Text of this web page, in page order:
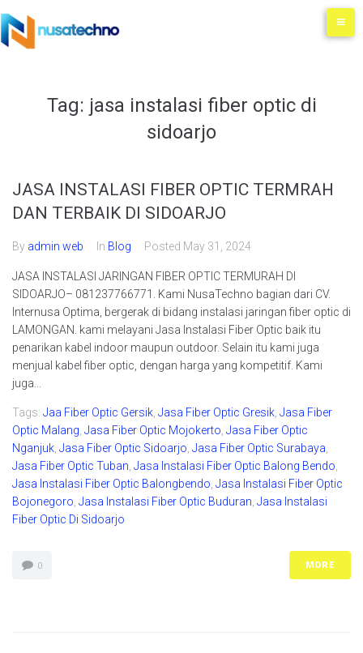
Tag: jasa instalasi fiber optic di
sidoarjo
JASA INSTALASI FIBER OPTIC TERMRAH
DAN TERBAIK DI SIDOARJO
By admin web In Blog Posted May 31, 2024
JASA INSTALASI JARINGAN FIBER OPTIC TERMURAH DI
SIDOARJO– 081237766771. Kami NusaTechno bagian dari CV.
Internusa Optima, bergerak di bidang instalasi jaringan fiber optic di
LAMONGAN. kami melayani Jasa Instalasi Fiber Optic baik itu
penarikan kabel indoor maupun outdoor. Selain itu kami juga
menjual kabel fiber optic, dengan harga yang kompetitif. Kami
juga...
Tags: Jaa Fiber Optic Gersik Jasa Fiber Optic Gresik Jasa Fiber
Optic Malang Jasa Fiber Optic Mojokerto Jasa Fiber Optic
Nganjuk Jasa Fiber Optic Sidoarjo Jasa Fiber Optic Surabaya
Jasa Fiber Optic Tuban Jasa Instalasi Fiber Optic Balong Bendo
Jasa Instalasi Fiber Optic Balongbendo Jasa Instalasi Fiber Optic
Bojonegoro Jasa Instalasi Fiber Optic Buduran Jasa Instalasi
Fiber Optic Di Sidoarjo
0 MORE